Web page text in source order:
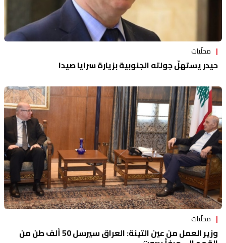
محلّيات
حيدر يستهلّ جولته الجنوبية بزيارة سرايا صيدا
محلّيات
وزير العمل من عين التينة: العراق سيرسل 50 ألف طن من